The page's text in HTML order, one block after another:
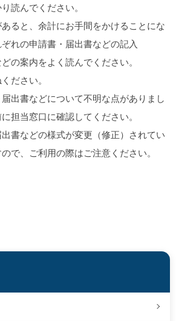
読んでください。
ると、余計にお手間をかけることにな
れの申請書・届出書などの記入
の案内をよく読んでください。
ださい。
出書などについて不明な点がありまし
担当窓口に確認してください。
書などの様式が変更（修正）されてい
で、ご利用の際はご注意ください。